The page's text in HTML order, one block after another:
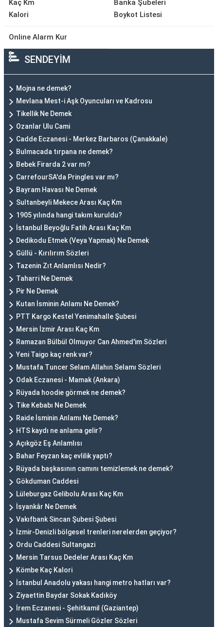
Kaç Km
Kalori
Banka Şubeleri
Boykot Listesi
Online Alarm Kur
SENDEYİM
Mojna ne demek?
Mevlana Mest-i Aşk Oyuncuları ve Kadrosu
Tikellik Ne Demek
Ozanlar Ulu Cami
Cadde Eczanesi - Merkez Barbaros (Çanakkale)
Bulmacada tırpana ne demek?
Bebek Firarda 2 var mı?
CarrefourSA'da Pringles var mı?
Bayram Havası Ne Demek
Sultanbeyli Mekece Arası Kaç Km
1905 yılında hangi takım kuruldu?
İstanbul Beyoğlu Fatih Arası Kaç Km
Dedikodu Etmek (Veya Yapmak) Ne Demek
Güllü - Kırılırım Sözleri
Tazenin Zıt Anlamlısı Nedir?
Taharri Ne Demek
Pir Ne Demek
Kutan İsminin Anlamı Ne Demek?
PTT Kargo Kestel Yenimahalle Şubesi
Mersin İzmir Arası Kaç Km
Ramazan Bülbül Olmuyor Can Ahmed'im Sözleri
Yeni Taigo kaç renk var?
Mustafa Tuncer Selam Allahın Selamı Sözleri
Odak Eczanesi - Mamak (Ankara)
Rüyada hoodie görmek ne demek?
Tike Kebabı Ne Demek
Raide İsminin Anlamı Ne Demek?
HTS kaydı ne anlama gelir?
Açıkgöz Eş Anlamlısı
Bahar Feyzan kaç evlilik yaptı?
Rüyada başkasının camını temizlemek ne demek?
Gökduman Caddesi
Lüleburgaz Gelibolu Arası Kaç Km
İsyankâr Ne Demek
Vakıfbank Sincan Şubesi Şubesi
İzmir-Denizli bölgesel trenleri nerelerden geçiyor?
Ordu Caddesi Sultangazi
Mersin Tarsus Dedeler Arası Kaç Km
Kömbe Kaç Kalori
İstanbul Anadolu yakası hangi metro hatları var?
Ziyaettin Baydar Sokak Kadıköy
İrem Eczanesi - Şehitkamil (Gaziantep)
Mustafa Sevim Sürmeli Gözler Sözleri